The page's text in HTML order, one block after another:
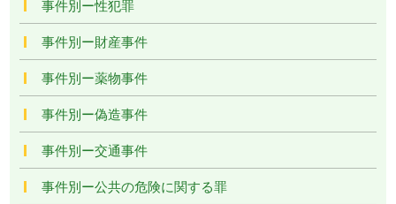
事件別ー性犯罪
事件別ー財産事件
事件別ー薬物事件
事件別ー偽造事件
事件別ー交通事件
事件別ー公共の危険に関する罪